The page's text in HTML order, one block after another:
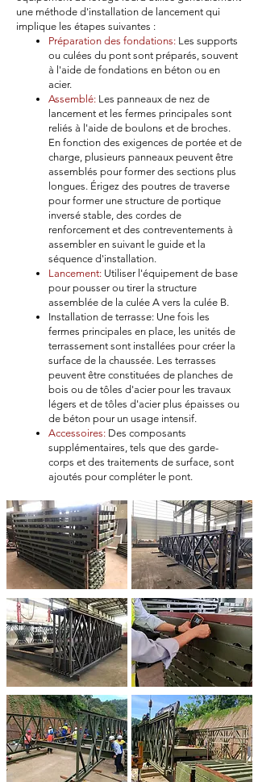
une méthode d'installation de lancement qui
implique les étapes suivantes :
Préparation des fondations: Les supports
ou culées du pont sont préparés, souvent
à l'aide de fondations en béton ou en
acier.
Assemblé: Les panneaux de nez de
lancement et les fermes principales sont
reliés à l'aide de boulons et de broches.
En fonction des exigences de portée et de
charge, plusieurs panneaux peuvent être
assemblés pour former des sections plus
longues. Érigez des poutres de traverse
pour former une structure de portique
inversé stable, des cordes de
renforcement et des contreventements à
assembler en suivant le guide et la
séquence d'installation.
Lancement: Utiliser l'équipement de base
pour pousser ou tirer la structure
assemblée de la culée A vers la culée B.
Installation de terrasse: Une fois les
fermes principales en place, les unités de
terrassement sont installées pour créer la
surface de la chaussée. Les terrasses
peuvent être constituées de planches de
bois ou de tôles d'acier pour les travaux
légers et de tôles d'acier plus épaisses ou
de béton pour un usage intensif.
Accessoires: Des composants
supplémentaires, tels que des garde-
corps et des traitements de surface, sont
ajoutés pour compléter le pont.